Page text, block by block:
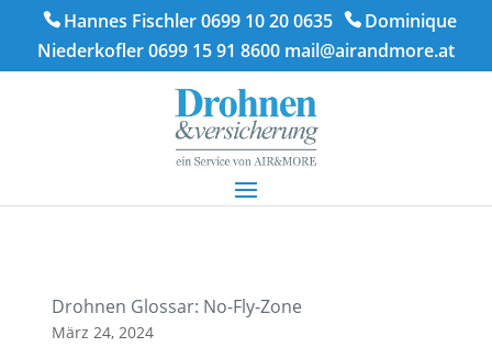
Hannes Fischler 0699 10 20 0635
Dominique
Niederkofler 0699 15 91 8600 mail@airandmore.at
Drohnen Glossar: No-Fly-Zone
März 24, 2024